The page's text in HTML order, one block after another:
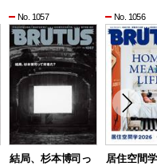
No. 1057
結局、杉本博司っ
No. 1056
居住空間